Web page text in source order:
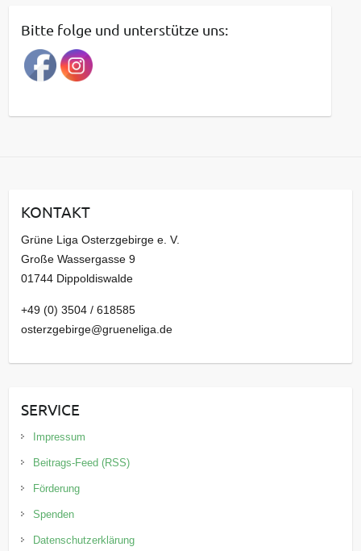
r
a
g
a
v
Bitte folge und unterstütze uns:
KONTAKT
Grüne Liga Osterzgebirge e. V.
Große Wassergasse 9
01744 Dippoldiswalde
+49 (0) 3504 / 618585
osterzgebirge@grueneliga.de
SERVICE
Impressum
Beitrags-Feed (RSS)
Förderung
Spenden
Datenschutzerklärung